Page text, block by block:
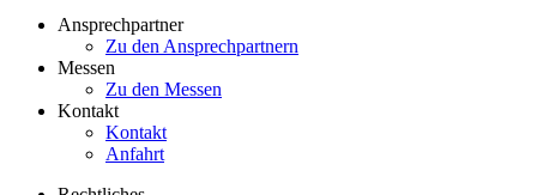
Ansprechpartner
Zu den Ansprechpartnern
Messen
Zu den Messen
Kontakt
Kontakt
Anfahrt